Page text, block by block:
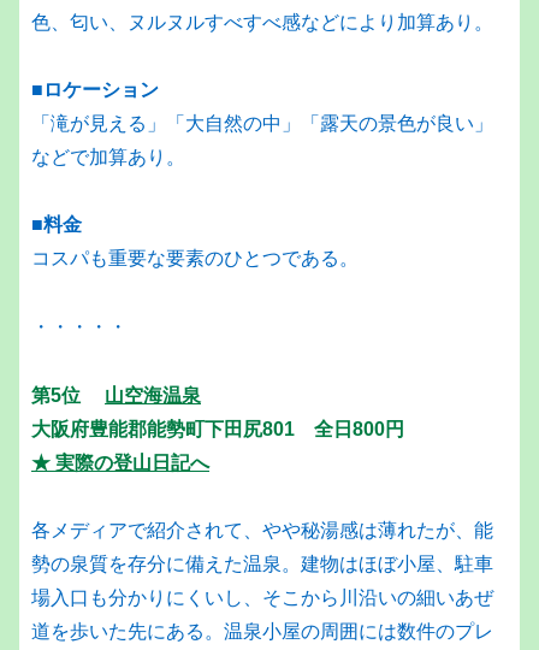
色、匂い、ヌルヌルすべすべ感などにより加算あり。
■ロケーション
「滝が見える」「大自然の中」「露天の景色が良い」
などで加算あり。
■料金
コスパも重要な要素のひとつである。
・・・・・
第5位 山空海温泉
大阪府豊能郡能勢町下田尻801 全日800円
★ 実際の登山日記へ
各メディアで紹介されて、やや秘湯感は薄れたが、能
勢の泉質を存分に備えた温泉。建物はほぼ小屋、駐車
場入口も分かりにくいし、そこから川沿いの細いあぜ
道を歩いた先にある。温泉小屋の周囲には数件のプレ